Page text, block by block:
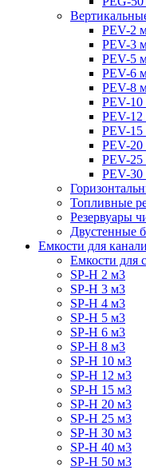
PEV-2
PEV-3
PEV-5
PEV-6
PEV-8
PEV-10
PEV-12
PEV-15
PEV-20
PEV-25
PEV-30
Топливные
Резервуары
Двустенные
Емкости для
Емкости для
SP-H 2 м3
SP-H 3 м3
SP-H 4 м3
SP-H 5 м3
SP-H 6 м3
SP-H 8 м3
SP-H 10 м3
SP-H 12 м3
SP-H 15 м3
SP-H 20 м3
SP-H 25 м3
SP-H 30 м3
SP-H 40 м3
SP-H 50 м3